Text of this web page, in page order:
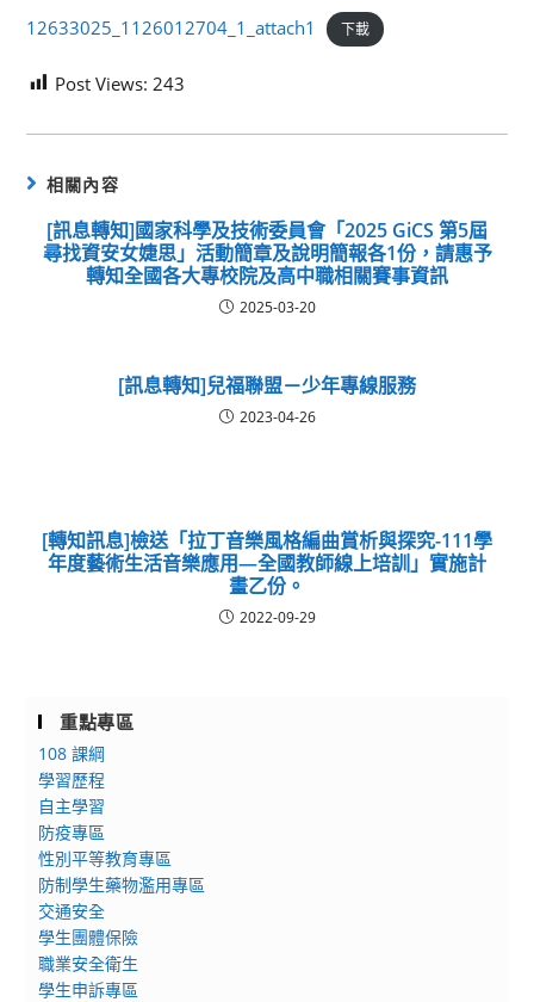
12633025_1126012704_1_attach1 下載
Post Views: 243
相關內容
[訊息轉知]國家科學及技術委員會「2025 GiCS 第5屆
尋找資安女婕思」活動簡章及說明簡報各1份，請惠予
轉知全國各大專校院及高中職相關賽事資訊
2025-03-20
[訊息轉知]兒福聯盟－少年專線服務
2023-04-26
[轉知訊息]檢送「拉丁音樂風格編曲賞析與探究-111學
年度藝術生活音樂應用—全國教師線上培訓」實施計
畫乙份。
2022-09-29
重點專區
108 課綱
學習歷程
自主學習
防疫專區
性別平等教育專區
防制學生藥物濫用專區
交通安全
學生團體保險
職業安全衛生
學生申訴專區